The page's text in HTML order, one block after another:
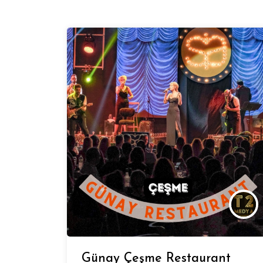
Günay Çeşme Restaurant